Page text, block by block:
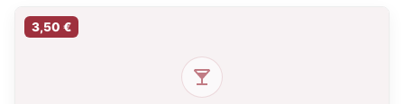
3,50 €